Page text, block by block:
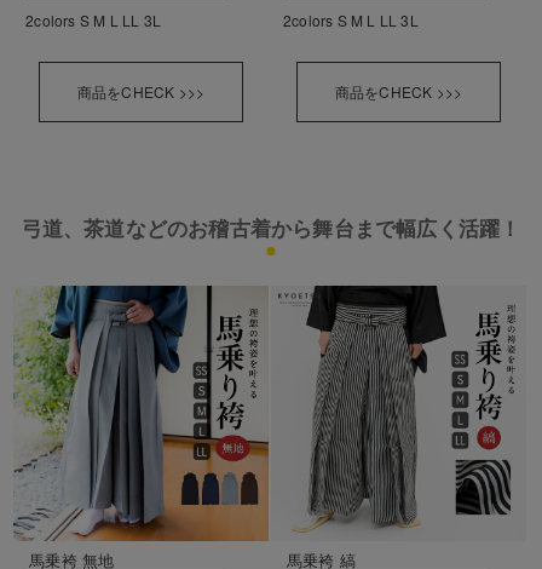
2colors S M L LL 3L
商品をCHECK >>>
2colors S M L LL 3L
商品をCHECK >>>
弓道、茶道などのお稽古着から舞台まで幅広く活躍！
馬乗袴 無地 馬乗袴 縞